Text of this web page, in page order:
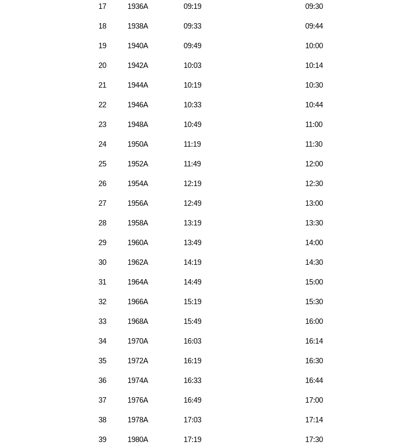
17 1936A 09:19 09:30
18 1938A 09:33 09:44
19 1940A 09:49 10:00
20 1942A 10:03 10:14
21 1944A 10:19 10:30
22 1946A 10:33 10:44
23 1948A 10:49 11:00
24 1950A 11:19 11:30
25 1952A 11:49 12:00
26 1954A 12:19 12:30
27 1956A 12:49 13:00
28 1958A 13:19 13:30
29 1960A 13:49 14:00
30 1962A 14:19 14:30
31 1964A 14:49 15:00
32 1966A 15:19 15:30
33 1968A 15:49 16:00
34 1970A 16:03 16:14
35 1972A 16:19 16:30
36 1974A 16:33 16:44
37 1976A 16:49 17:00
38 1978A 17:03 17:14
39 1980A 17:19 17:30